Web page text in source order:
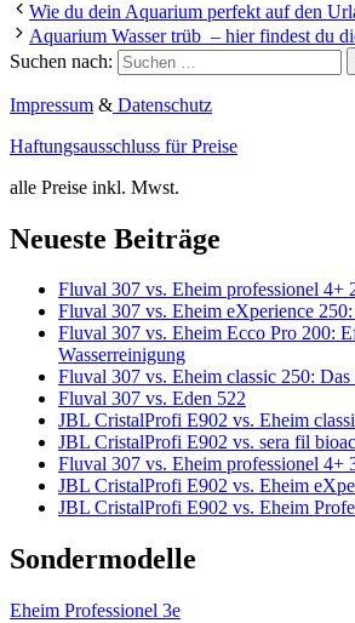
Wie du dein Aquarium perfekt auf den
Aquarium Wasser trüb – hier findest du
Suchen nach:
Impressum & Datenschutz
Haftungsausschluss für Preise
alle Preise inkl. Mwst.
Neueste Beiträge
Fluval 307 vs. Eheim professionel 4+
Fluval 307 vs. Eheim eXperience
Fluval 307 vs. Eheim Ecco Pro 200:
Wasserreinigung
Fluval 307 vs. Eheim classic 250:
Fluval 307 vs. Eden 522
JBL CristalProfi E902 vs. Eheim
JBL CristalProfi E902 vs. sera fil
Fluval 307 vs. Eheim professionel 4+
JBL CristalProfi E902 vs. Eheim
JBL CristalProfi E902 vs. Eheim
Sondermodelle
Eheim Professionel 3e